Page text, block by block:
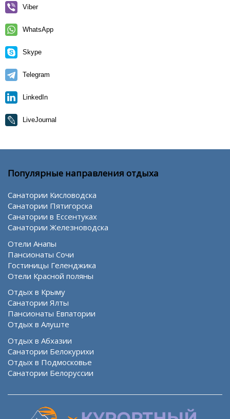
Viber
WhatsApp
Skype
Telegram
LinkedIn
LiveJournal
Популярные направления отдыха
Санатории Кисловодска
Санатории Пятигорска
Санатории в Ессентуках
Санатории Железноводска
Отели Анапы
Пансионаты Сочи
Гостиницы Геленджика
Отели Красной поляны
Отдых в Крыму
Санатории Ялты
Пансионаты Евпатории
Отдых в Алуште
Отдых в Абхазии
Санатории Белокурихи
Отдых в Подмосковье
Санатории Белоруссии